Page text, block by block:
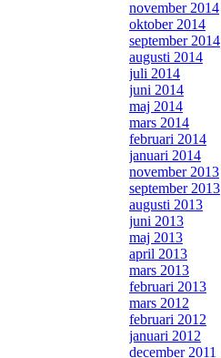
november 2014
oktober 2014
september 2014
augusti 2014
juli 2014
juni 2014
maj 2014
mars 2014
februari 2014
januari 2014
november 2013
september 2013
augusti 2013
juni 2013
maj 2013
april 2013
mars 2013
februari 2013
mars 2012
februari 2012
januari 2012
december 2011